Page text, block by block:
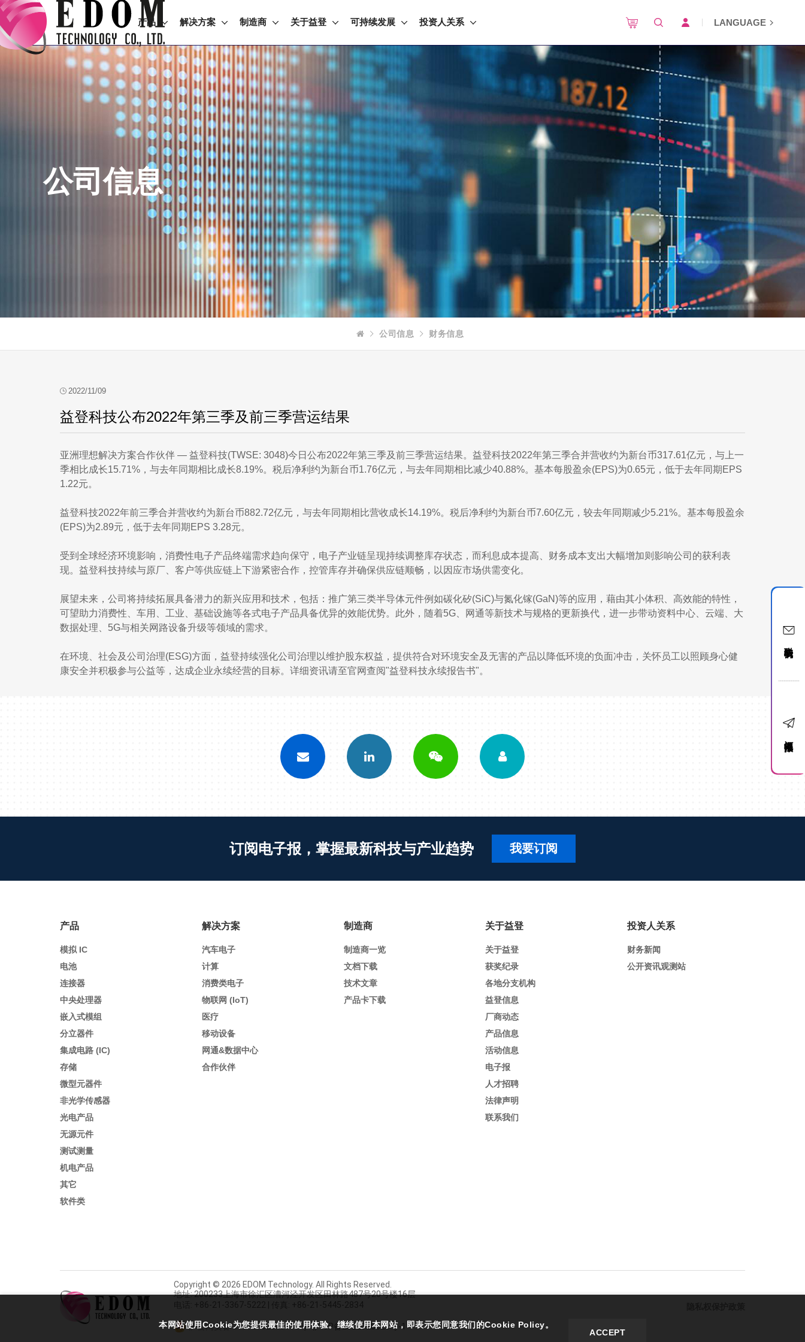
产品 解决方案 制造商 关于益登 可持续发展 投资人关系 LANGUAGE
公司信息
公司信息 财务信息
2022/11/09
益登科技公布2022年第三季及前三季营运结果
亚洲理想解决方案合作伙伴 ― 益登科技(TWSE: 3048)今日公布2022年第三季及前三季营运结果。益登科技2022年第三季合并营收约为新台币317.61亿元，与上一
季相比成长15.71%，与去年同期相比成长8.19%。税后净利约为新台币1.76亿元，与去年同期相比减少40.88%。基本每股盈余(EPS)为0.65元，低于去年同期EPS
1.22元。
益登科技2022年前三季合并营收约为新台币882.72亿元，与去年同期相比营收成长14.19%。税后净利约为新台币7.60亿元，较去年同期减少5.21%。基本每股盈余
(EPS)为2.89元，低于去年同期EPS 3.28元。
受到全球经济环境影响，消费性电子产品终端需求趋向保守，电子产业链呈现持续调整库存状态，而利息成本提高、财务成本支出大幅增加则影响公司的获利表
现。益登科技持续与原厂、客户等供应链上下游紧密合作，控管库存并确保供应链顺畅，以因应市场供需变化。
展望未来，公司将持续拓展具备潜力的新兴应用和技术，包括：推广第三类半导体元件例如碳化矽(SiC)与氮化镓(GaN)等的应用，藉由其小体积、高效能的特性，
可望助力消费性、车用、工业、基础设施等各式电子产品具备优异的效能优势。此外，随着5G、网通等新技术与规格的更新换代，进一步带动资料中心、云端、大
数据处理、5G与相关网路设备升级等领域的需求。
在环境、社会及公司治理(ESG)方面，益登持续强化公司治理以维护股东权益，提供符合对环境安全及无害的产品以降低环境的负面冲击，关怀员工以照顾身心健
康安全并积极参与公益等，达成企业永续经营的目标。详细资讯请至官网查阅"益登科技永续报告书"。
订阅电子报，掌握最新科技与产业趋势 我要订阅
产品
模拟 IC
电池
连接器
中央处理器
嵌入式模组
分立器件
集成电路 (IC)
存储
微型元器件
非光学传感器
光电产品
无源元件
测试测量
机电产品
其它
软件类
解决方案
汽车电子
计算
消费类电子
物联网 (IoT)
医疗
移动设备
网通&数据中心
合作伙伴
制造商
制造商一览
文档下载
技术文章
产品卡下载
关于益登
关于益登
获奖纪录
各地分支机构
益登信息
厂商动态
产品信息
活动信息
电子报
人才招聘
法律声明
联系我们
投资人关系
财务新闻
公开资讯观测站
Copyright © 2026 EDOM Technology. All Rights Reserved.
地址: 200233上海市徐汇区漕河泾开发区田林路487号20号楼16层
沪公网安备 31010402009990号 沪ICP备2022028625号-1
本网站使用Cookie为您提供最佳的使用体验。继续使用本网站，即表示您同意我们的Cookie Policy。
ACCEPT